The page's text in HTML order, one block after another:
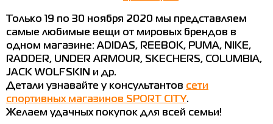
Куртки
Леггинсы
Майки
Плавание
Рюкзаки
Сумки
New Balance
Nike
Puma
Толстовки
Футболки
Ботинки
Частые вопросы (FAQ)
Новости
Личный кабинет
Только 19 по 30 ноября 2020 мы представляем
самые любимые вещи от мировых брендов в
одном магазине: ADIDAS, REEBOK, PUMA, NIKE,
RADDER, UNDER ARMOUR, SKECHERS, COLUMBIA,
JACK WOLFSKIN и др.
Детали узнавайте у консультантов сети
спортивных магазинов SPORT CITY.
Желаем удачных покупок для всей семьи!